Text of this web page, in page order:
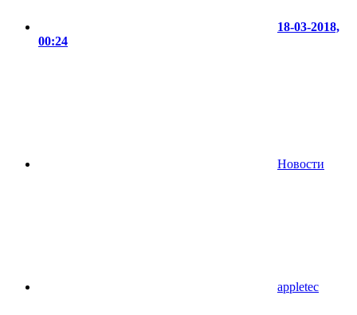
18-03-2018,
00:24
Новости
appletec